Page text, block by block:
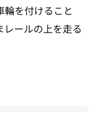
輪を付けること
ールの上を走る